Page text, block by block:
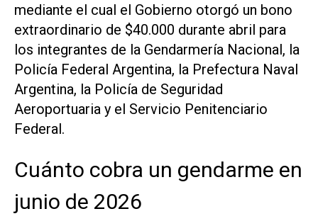
mediante el cual el Gobierno otorgó un bono
extraordinario de $40.000 durante abril para
los integrantes de la Gendarmería Nacional, la
Policía Federal Argentina, la Prefectura Naval
Argentina, la Policía de Seguridad
Aeroportuaria y el Servicio Penitenciario
Federal.
Cuánto cobra un gendarme en
junio de 2026